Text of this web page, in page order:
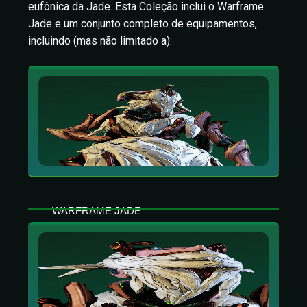
eufônica da Jade. Esta Coleção inclui o Warframe
Jade e um conjunto completo de equipamentos,
incluindo (mas não limitado a):
WARFRAME JADE
Encante-se com a canção da devastação.
Através dela, a Luz da Jade pode ser tanto
uma força de destruição quanto de apoio.